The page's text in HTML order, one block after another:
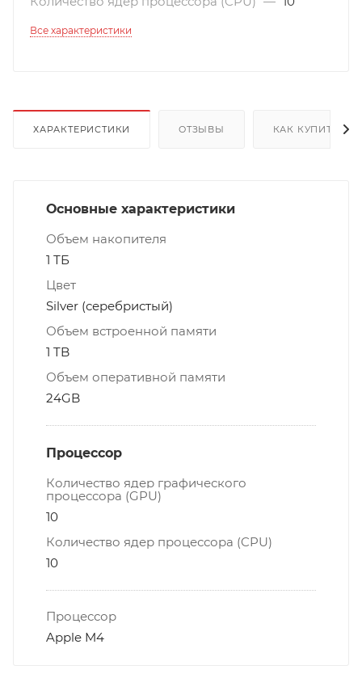
Все характеристики
ХАРАКТЕРИСТИКИ ОТЗЫВЫ КАК КУПИТЬ
Основные характеристики
Объем накопителя
1 ТБ
Цвет
Silver (серебристый)
Объем встроенной памяти
1 TB
Объем оперативной памяти
24GB
Процессор
Количество ядер графического
процессора (GPU)
10
Количество ядер процессора (CPU)
10
Процессор
Apple M4